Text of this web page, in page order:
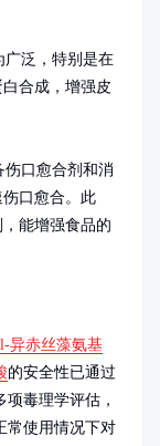
广泛，特别是在
合成，增强皮
口愈合剂和消
口愈合。此
能增强食品的
异赤丝藻氨基
的安全性已通过
项毒理学评估，
常使用情况下对